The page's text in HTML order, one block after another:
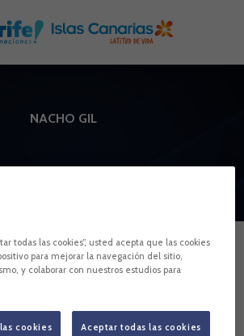
NACHO GIL
30 años
todas las cookies”, usted acepta que las cookies
para mejorar la navegación del sitio,
y colaborar con nuestros estudios para
cookies Aceptar todas las cookies